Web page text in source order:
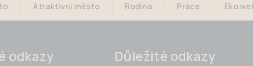
Atraktivní město Rodina Práce Eko
odkazy Důležité odkazy